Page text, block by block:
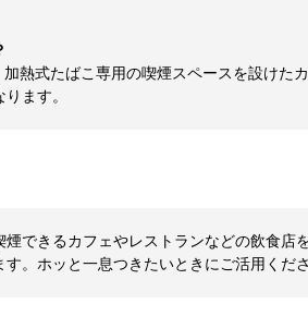
熱式たばこ専用の喫煙スペースを設けた
ます。
できるカフェやレストランなどの飲食店
。ホッと一息つきたいときにご活用くださ